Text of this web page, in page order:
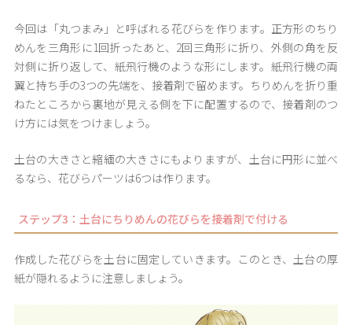
今回は「丸つまみ」と呼ばれる花びらを作ります。正方形のちり
めんを三角形に1回折ったあと、2回三角形に折り、外側の角を反
対側に折り返して、紙飛行機のような形にします。紙飛行機の両
翼と持ち手の3つの先端を、接着剤で留めます。ちりめんを折り重
ねたところから裏地が見える側を下に配置するので、接着剤のつ
け方には気をつけましょう。
土台の大きさと縮緬の大きさにもよりますが、土台に円形に並べ
るなら、花びらパーツは6つは作ります。
ステップ3：土台にちりめんの花びらを接着剤で付ける
作成した花びらを土台に固定していきます。このとき、土台の厚
紙が隠れるように注意しましょう。